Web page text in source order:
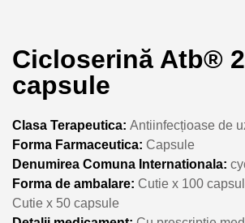
Cicloserină Atb®
capsule
Clasa Terapeutica: Antiinfecțioase de
Forma Farmaceutica: Capsule
Denumirea Comuna Internationala:
Forma de ambalare: Cutie x 100
Cutie x 50 capsule